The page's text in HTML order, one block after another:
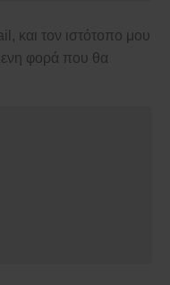
και τον ιστότοπο μου
φορά που θα